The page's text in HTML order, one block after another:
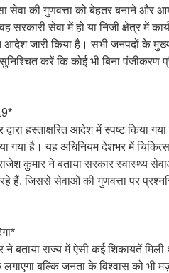
सेवा की गुणवत्ता को बेहतर बनाने
सरकारी सेवा में हो या निजी क्षेत्र में
जारी किया है। सभी जनपदों के
करें कि कोई भी बिना पंजीकरण
हस्ताक्षरित आदेश में स्पष्ट
गया है। यह अधिनियम देशभर में
कुमार ने बताया सरकार स्वास्थ्य
हैं, जिससे सेवाओं की गुणवत्ता पर
बताया राज्य में ऐसी कई शिकायतें
बल्कि जनता के विश्वास को भी